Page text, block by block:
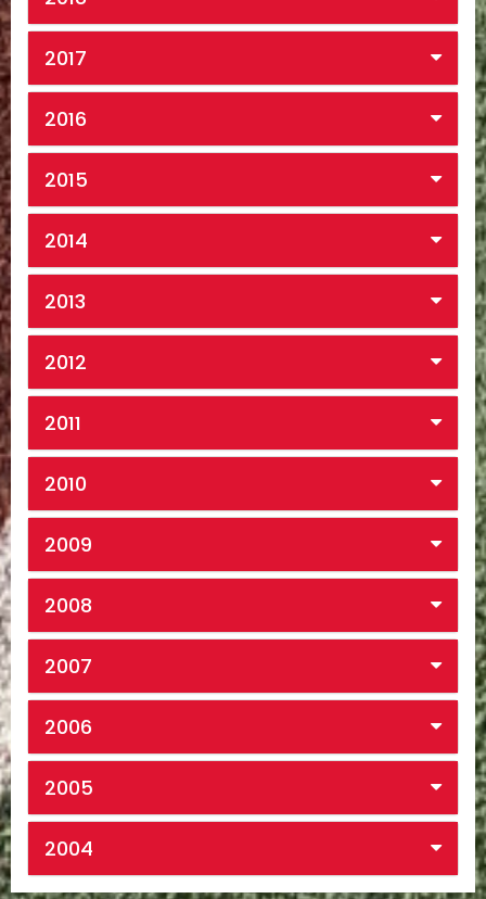
2017
2016
2015
2014
2013
2012
2011
2010
2009
2008
2007
2006
2005
2004